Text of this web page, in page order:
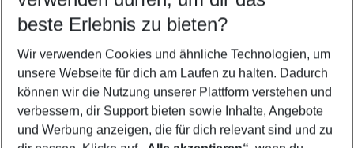
5-8 Nächte
2 Erwachsene Keine Kinder
Mehr Filter anzeigen
beste Erlebnis zu bieten?
Wir verwenden Cookies und ähnliche Technologien, um
unsere Webseite für dich am Laufen zu halten. Dadurch
können wir die Nutzung unserer Plattform verstehen und
verbessern, dir Support bieten sowie Inhalte, Angebote
und Werbung anzeigen, die für dich relevant sind und zu